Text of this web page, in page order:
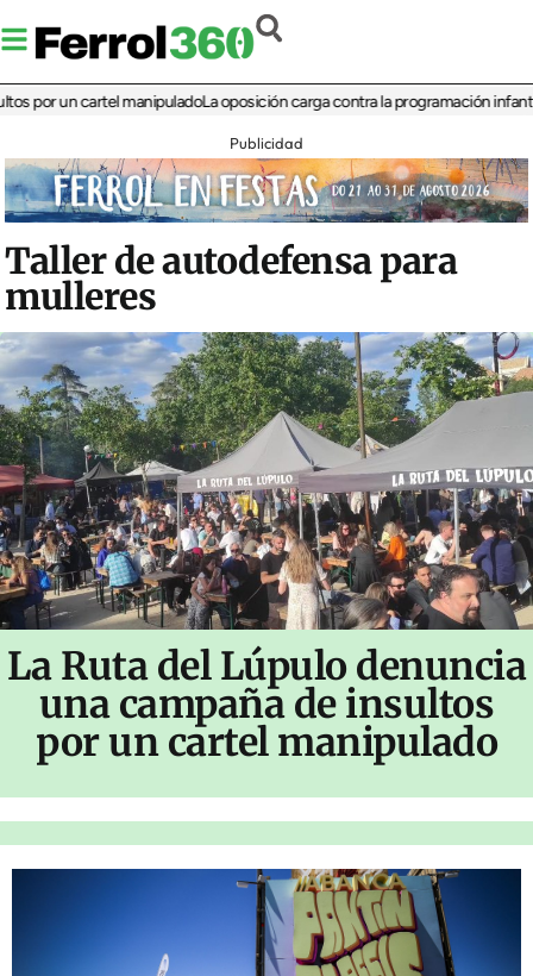
un cartel manipuladoLa oposición carga contra la programación infantil de
Publicidad
Taller de autodefensa para
mulleres
La Ruta del Lúpulo denuncia
una campaña de insultos
por un cartel manipulado